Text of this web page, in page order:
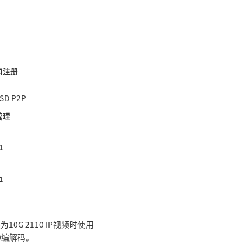
注册
P2P‑
理
10G 2110 IP视频时使用
解码。